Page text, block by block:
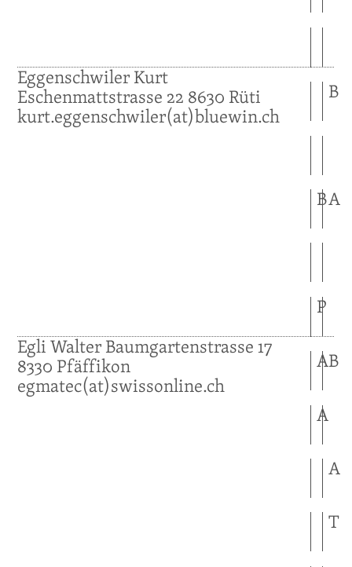
EggenschwilerKurt
Eschenmattstrasse 22 8630 Rüti
kurt.eggenschwiler(at)bluewin.ch
B
BA
P
EgliWalterBaumgartenstrasse 17
8330 Pfäffikon
egmatec(at)swissonline.ch
AB
A
A
T